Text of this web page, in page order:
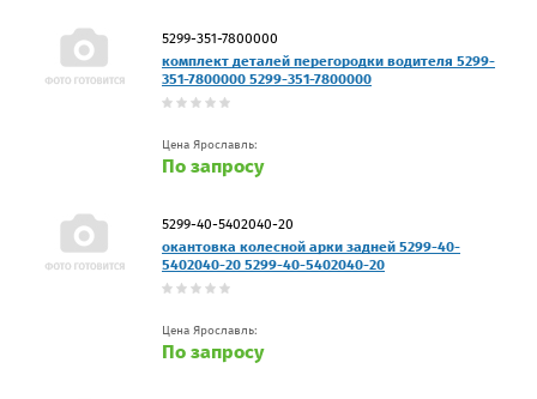
5299-351-7800000
комплект деталей перегородки водителя 5299-
351-7800000 5299-351-7800000
Цена Ярославль:
По запросу
5299-40-5402040-20
окантовка колесной арки задней 5299-40-
5402040-20 5299-40-5402040-20
Цена Ярославль:
По запросу